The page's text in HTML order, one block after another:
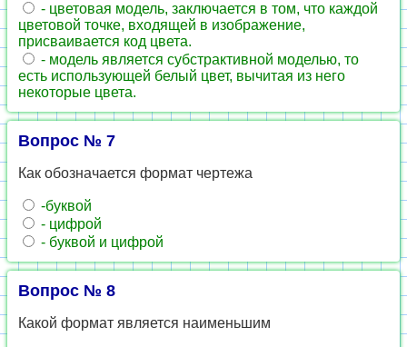
- цветовая модель, заключается в том, что каждой
цветовой точке, входящей в изображение,
присваивается код цвета.
- модель является субстрактивной моделью, то
есть использующей белый цвет, вычитая из него
некоторые цвета.
Вопрос № 7
Как обозначается формат чертежа
-буквой
- цифрой
- буквой и цифрой
Вопрос № 8
Какой формат является наименьшим